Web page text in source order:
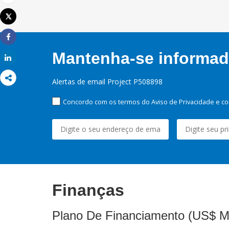
Email
Imprimir
Tweet
Share
Mantenha-se
Alertas de email Project P508898
Concordo com os termos do Aviso de Privacidade e
Finanças
Plano De Financiamento (US$